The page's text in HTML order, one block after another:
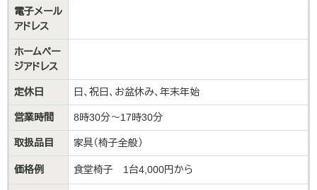
電子メール
アドレス
ホームペー
ジアドレス
定休日 日、祝日、お盆休み、年末年始
営業時間 8時30分〜17時30分
取扱品目 家具（椅子全般）
価格例 食堂椅子 1台4,000円から